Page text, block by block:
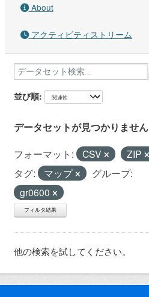
About
アクティビティストリーム
並び順
データセットが見つかりません
フォーマット: CSV
ZIP
タグ:
マップ
グループ:
gr0600
フィルタ結果
他の検索を試してください。